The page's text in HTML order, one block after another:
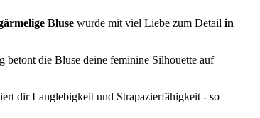
Bluse wurde mit viel Liebe zum Detail in
die Bluse deine feminine Silhouette auf
dir Langlebigkeit und Strapazierfähigkeit - so